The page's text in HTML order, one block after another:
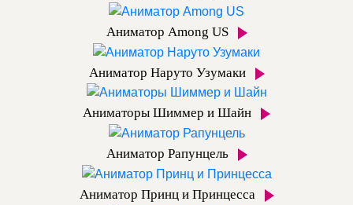
Аниматор Among US
Аниматор Наруто Узумаки
Аниматоры Шиммер и Шайн
Аниматор Рапунцель
Аниматор Принц и Принцесса